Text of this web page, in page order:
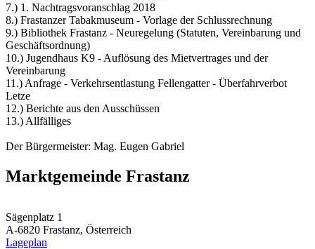
7.) 1. Nachtragsvoranschlag 2018
8.) Frastanzer Tabakmuseum - Vorlage der Schlussrechnung
9.) Bibliothek Frastanz - Neuregelung (Statuten, Vereinbarung und
Geschäftsordnung)
10.) Jugendhaus K9 - Auflösung des Mietvertrages und der
Vereinbarung
11.) Anfrage - Verkehrsentlastung Fellengatter - Überfahrverbot
Letze
12.) Berichte aus den Ausschüssen
13.) Allfälliges
Der Bürgermeister: Mag. Eugen Gabriel
Marktgemeinde Frastanz
Sägenplatz 1
A-6820 Frastanz, Österreich
Lageplan